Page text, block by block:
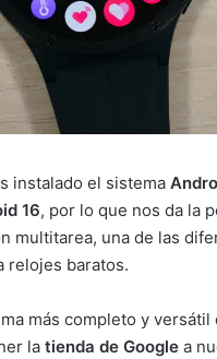
instalado el sistema
16, por lo que nos da la
multitarea, una de las
relojes baratos.
más completo y versátil
la tienda de Google a